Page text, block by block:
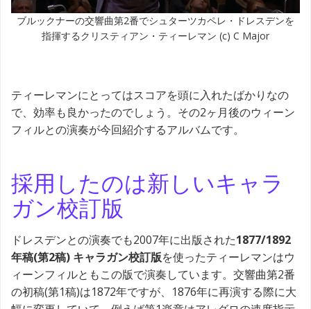
ブルックナーの交響曲第2番でシュターツカペレ・ドレスデンを
指揮するクリスティアン・ティーレマン (c) C Major
ティーレマンにとってはスコアを頭に入れたばかりなの
で、効率も良かったのでしょう。その2ヶ月後のウィーン
フィルとの演奏が今回紹介するアルバムです。
採用したのは新しいキャラ
ガン校訂版
ドレスデンとの演奏でも2007年に出版された1877/1892
年稿(第2稿) キャラガン校訂版を使ったティーレマンはウ
ィーンフィルともこの版で演奏しています。交響曲第2番
の初稿(第1稿)は1872年ですが、1876年に再演する際に大